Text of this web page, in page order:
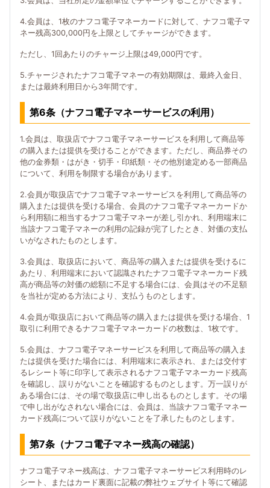
4.会員は、1枚のナフコ電子マネーカードに対して、ナフコ電子マ
ネー残高300,000円を上限としてチャージができます。
ただし、1回あたりのチャージ上限は49,000円です。
5.チャージされたナフコ電子マネーの有効期限は、最終入金日、
または最終利用日から3年間です。
第6条（ナフコ電子マネーサービスの利用）
1.会員は、取扱店でナフコ電子マネーサービスを利用して商品等
の購入または提供を受けることができます。ただし、商品券その
他の金券類・はがき・切手・印紙類・その他別途定める一部商品
について、利用を制限する場合があります。
2.会員が取扱店でナフコ電子マネーサービスを利用して商品等の
購入または提供を受ける場合、会員のナフコ電子マネーカードか
ら利用額に相当するナフコ電子マネーが差し引かれ、利用端末に
当該ナフコ電子マネーの利用の記録が完了したとき、対価の支払
いがなされたものとします。
3.会員は、取扱店において、商品等の購入または提供を受けるに
あたり、利用端末において認識されたナフコ電子マネーカード残
高が商品等の対価の総額に不足する場合には、会員はその不足額
を当社が定める方法により、支払うものとします。
4.会員が取扱店において商品等の購入または提供を受ける場合、1
取引に利用できるナフコ電子マネーカードの枚数は、1枚です。
5.会員は、ナフコ電子マネーサービスを利用して商品等の購入ま
たは提供を受けた場合には、利用端末に表示され、または交付す
るレシート等に印字して表示されるナフコ電子マネーカード残高
を確認し、誤りがないことを確認するものとします。万一誤りが
ある場合には、その場で取扱店に申し出るものとします。その場
で申し出がなされない場合には、会員は、当該ナフコ電子マネー
カード残高について誤りがないことを了承したものとします。
第7条（ナフコ電子マネー残高の確認）
ナフコ電子マネー残高は、ナフコ電子マネーサービス利用時のレ
シート、またはカード裏面に記載の弊社ウェブサイト等にて確認